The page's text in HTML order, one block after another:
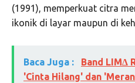
(1991), memperkuat citra
ikonik di layar maupun di
Baca Juga :
Band LIM∆
'Cinta Hilang' dan